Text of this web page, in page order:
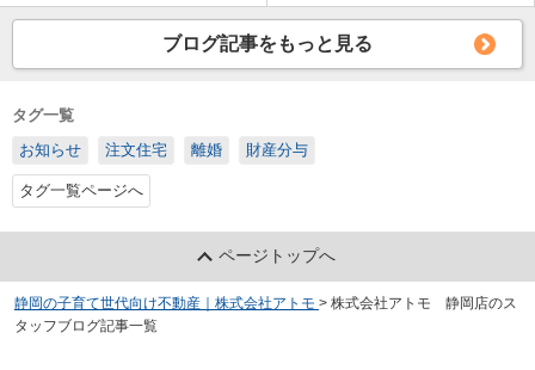
ブログ記事をもっと見る
タグ一覧
お知らせ
注文住宅 離婚 財産分与
タグ一覧ページへ
ページトップへ
静岡の子育て世代向け不動産｜株式会社アトモ > 株式会社アトモ 静岡店のス
タッフブログ記事一覧